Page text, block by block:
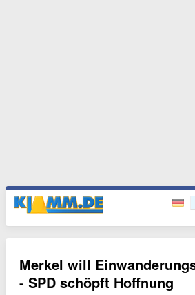
Merkel will
- SPD schöpft Hoffnung